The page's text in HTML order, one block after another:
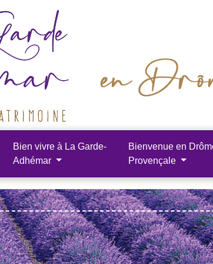
Bien vivre à La Garde-
Adhémar
Bienvenue en
Provençale